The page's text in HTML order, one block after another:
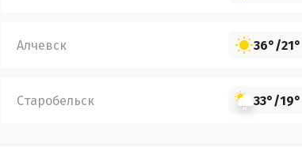
Алчевск 36°/21°
Старобельск 33°/19°